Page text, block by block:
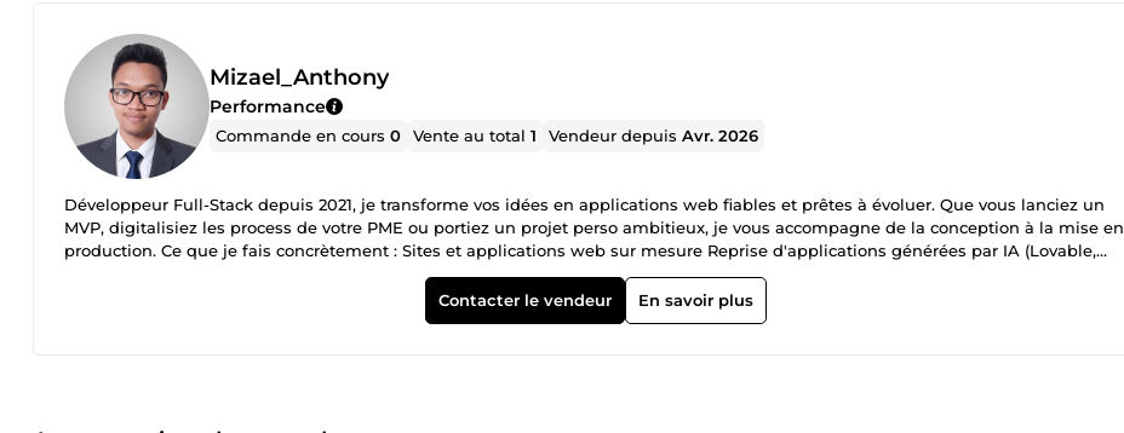
Mizael_Anthony
Performance
Commande en cours0 Vente au total1 Vendeur depuisAvr. 2026
Développeur Full-Stack depuis 2021, je transforme vos idées en applications web fiables et prêtes à évoluer. Que vous lanciez un
MVP, digitalisiez les process de votre PME ou portiez un projet perso ambitieux, je vous accompagne de la conception à la mise en
production. Ce que je fais concrètement : Sites et applications web sur mesure Reprise d'applications générées par IA (Lovable,
Bolt, v0, Cursor) qui coincent en production APIs et automatisations IA pour faire gagner du temps à votre équipe Intégrations
avec vos outils existants (CRM, ERP, paiement, emails) Je réponds sous 24h et je vous dis franchement si le projet tient deboutContacter le vendeur En savoir plus